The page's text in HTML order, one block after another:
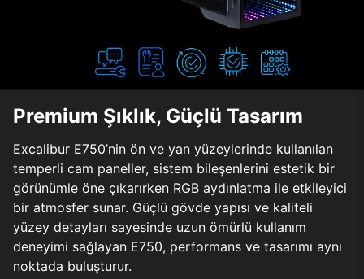
Premium Şıklık, Güçlü Tasarım
Excalibur E750’nin ön ve yan yüzeylerinde kullanılan
temperli cam paneller, sistem bileşenlerini estetik bir
görünümle öne çıkarırken RGB aydınlatma ile etkileyici
bir atmosfer sunar. Güçlü gövde yapısı ve kaliteli
yüzey detayları sayesinde uzun ömürlü kullanım
deneyimi sağlayan E750, performans ve tasarımı aynı
noktada buluşturur.